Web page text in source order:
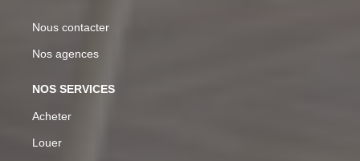
Nous contacter
Nos agences
NOS SERVICES
Acheter
Louer